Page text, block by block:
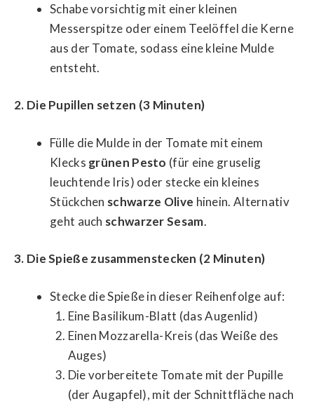
Schabe vorsichtig mit einer kleinen
Messerspitze oder einem Teelöffel die Kerne
aus der Tomate, sodass eine kleine Mulde
entsteht.
2. Die Pupillen setzen (3 Minuten)
Fülle die Mulde in der Tomate mit einem
Klecks grünen Pesto (für eine gruselig
leuchtende Iris) oder stecke ein kleines
Stückchen schwarze Olive hinein. Alternativ
geht auch schwarzer Sesam.
3. Die Spieße zusammenstecken (2 Minuten)
Stecke die Spieße in dieser Reihenfolge auf:
Eine Basilikum-Blatt (das Augenlid)
Einen Mozzarella-Kreis (das Weiße des
Auges)
Die vorbereitete Tomate mit der Pupille
(der Augapfel), mit der Schnittfläche nach